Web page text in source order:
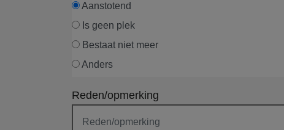
Aanstotend
Is geen plek
Bestaat niet meer
Anders
Reden/opmerking